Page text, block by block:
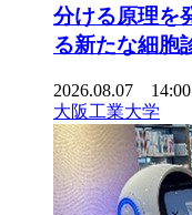
分ける原理を
る新たな細胞
2026.08.07 14:00
大阪工業大学